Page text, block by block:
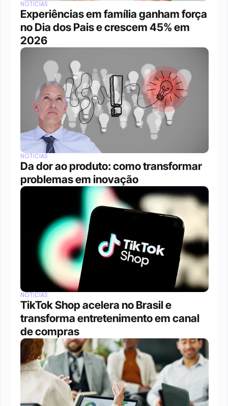
NOTÍCIAS
Experiências em família ganham força
no Dia dos Pais e crescem 45% em
2026
NOTÍCIAS
Da dor ao produto: como transformar
problemas em inovação
NOTÍCIAS
TikTok Shop acelera no Brasil e
transforma entretenimento em canal
de compras